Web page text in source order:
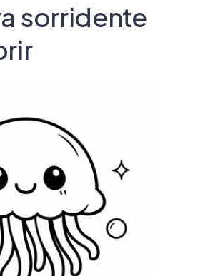
sorridente